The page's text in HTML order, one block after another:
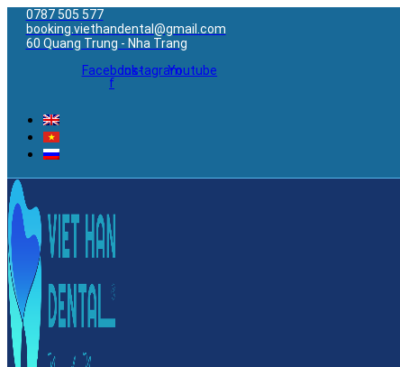
0787 505 577
booking.viethandental@gmail.com
60 Quang Trung - Nha Trang
Facebook-
f
InstagramYoutube